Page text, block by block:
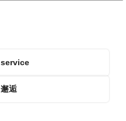
service
邂逅